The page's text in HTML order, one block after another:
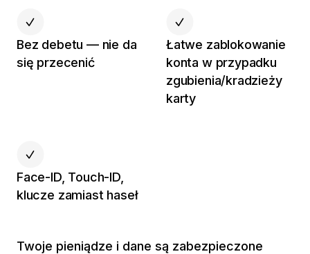
Bez debetu — nie da
się przecenić
Łatwe zablokowanie
konta w przypadku
zgubienia/kradzieży
karty
Face-ID, Touch-ID,
klucze zamiast haseł
Twoje pieniądze i dane są zabezpieczone